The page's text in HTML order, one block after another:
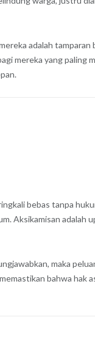
adalah
mereka yang paling
bebas tanpa
Aksikamisan adalah
maka
bahwa hak